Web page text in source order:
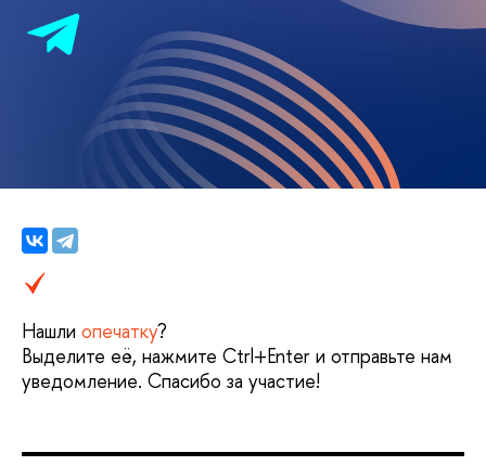
Нашли опечатку?
Выделите её, нажмите Ctrl+Enter и отправьте нам
уведомление. Спасибо за участие!